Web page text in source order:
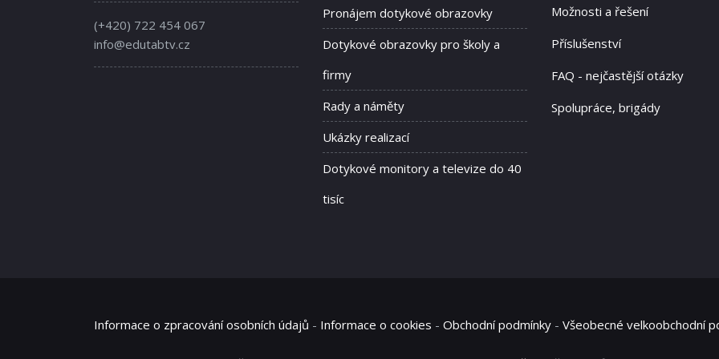
(+420) 722 454 067
info@edutabtv.cz
Pronájem dotykové obrazovky
Dotykové obrazovky pro školy a
firmy
Rady a náměty
Ukázky realizací
Dotykové monitory a televize do 40
tisíc
Možnosti a řešení
Příslušenství
FAQ - nejčastější otázky
Spolupráce, brigády
Informace o zpracování osobních údajů - Informace o cookies - Obchodní podmínky - Všeobecné velkoobchodní